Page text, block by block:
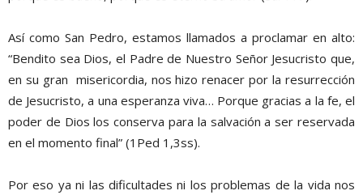
Así como San Pedro, estamos llamados a proclamar en alto:
“Bendito sea Dios, el Padre de Nuestro Señor Jesucristo que,
en su gran misericordia, nos hizo renacer por la resurrección
de Jesucristo, a una esperanza viva… Porque gracias a la fe, el
poder de Dios los conserva para la salvación a ser reservada
en el momento final” (1Ped 1,3ss).
Por eso ya ni las dificultades ni los problemas de la vida nos